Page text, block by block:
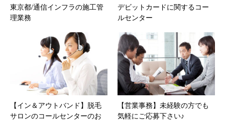
東京都/通信インフラの施工管
理業務
デビットカードに関するコー
ルセンター
【イン＆アウトバンド】脱毛
サロンのコールセンターのお
【営業事務】未経験の方でも
気軽にご応募下さい♪